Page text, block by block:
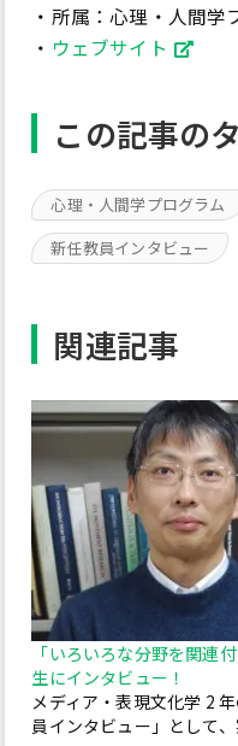
・所属：心理・人間学
・ ウェブサイト
この記事の
心理・人間学プログラム
新任教員インタビュー
関連記事
「いろいろな分野を関連
生にインタビュー！
メディア・表現文化学 2
員インタビュー」として